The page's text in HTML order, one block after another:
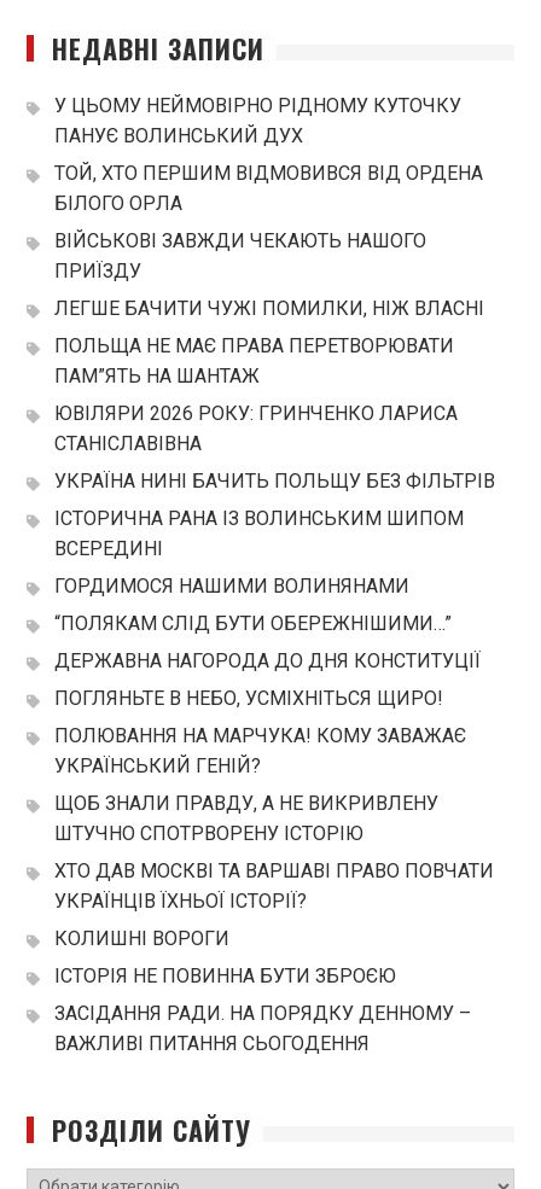
НЕДАВНІ ЗАПИСИ
У ЦЬОМУ НЕЙМОВІРНО РІДНОМУ КУТОЧКУ
ПАНУЄ ВОЛИНСЬКИЙ ДУХ
ТОЙ, ХТО ПЕРШИМ ВІДМОВИВСЯ ВІД ОРДЕНА
БІЛОГО ОРЛА
ВІЙСЬКОВІ ЗАВЖДИ ЧЕКАЮТЬ НАШОГО
ПРИЇЗДУ
ЛЕГШЕ БАЧИТИ ЧУЖІ ПОМИЛКИ, НІЖ ВЛАСНІ
ПОЛЬЩА НЕ МАЄ ПРАВА ПЕРЕТВОРЮВАТИ
ПАМ”ЯТЬ НА ШАНТАЖ
ЮВІЛЯРИ 2026 РОКУ: ГРИНЧЕНКО ЛАРИСА
СТАНІСЛАВІВНА
УКРАЇНА НИНІ БАЧИТЬ ПОЛЬЩУ БЕЗ ФІЛЬТРІВ
ІСТОРИЧНА РАНА ІЗ ВОЛИНСЬКИМ ШИПОМ
ВСЕРЕДИНІ
ГОРДИМОСЯ НАШИМИ ВОЛИНЯНАМИ
“ПОЛЯКАМ СЛІД БУТИ ОБЕРЕЖНІШИМИ…”
ДЕРЖАВНА НАГОРОДА ДО ДНЯ КОНСТИТУЦІЇ
ПОГЛЯНЬТЕ В НЕБО, УСМІХНІТЬСЯ ЩИРО!
ПОЛЮВАННЯ НА МАРЧУКА! КОМУ ЗАВАЖАЄ
УКРАЇНСЬКИЙ ГЕНІЙ?
ЩОБ ЗНАЛИ ПРАВДУ, А НЕ ВИКРИВЛЕНУ
ШТУЧНО СПОТРВОРЕНУ ІСТОРІЮ
ХТО ДАВ МОСКВІ ТА ВАРШАВІ ПРАВО ПОВЧАТИ
УКРАЇНЦІВ ЇХНЬОЇ ІСТОРІЇ?
КОЛИШНІ ВОРОГИ
ІСТОРІЯ НЕ ПОВИННА БУТИ ЗБРОЄЮ
ЗАСІДАННЯ РАДИ. НА ПОРЯДКУ ДЕННОМУ –
ВАЖЛИВІ ПИТАННЯ СЬОГОДЕННЯ
РОЗДІЛИ САЙТУ
РОЗДІЛИ